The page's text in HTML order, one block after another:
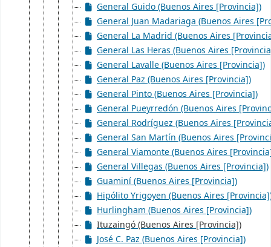
General Guido (Buenos Aires [Provincia])
General Juan Madariaga (Buenos Aires
General La Madrid (Buenos Aires
General Las Heras (Buenos Aires
General Lavalle (Buenos Aires [Provincia])
General Paz (Buenos Aires [Provincia])
General Pinto (Buenos Aires [Provincia])
General Pueyrredón (Buenos Aires
General Rodríguez (Buenos Aires
General San Martín (Buenos Aires
General Viamonte (Buenos Aires
General Villegas (Buenos Aires [Provincia])
Guaminí (Buenos Aires [Provincia])
Hipólito Yrigoyen (Buenos Aires
Hurlingham (Buenos Aires [Provincia])
Ituzaingó (Buenos Aires [Provincia])
José C. Paz (Buenos Aires [Provincia])